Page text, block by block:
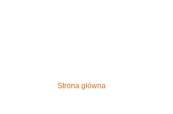
Strona główna